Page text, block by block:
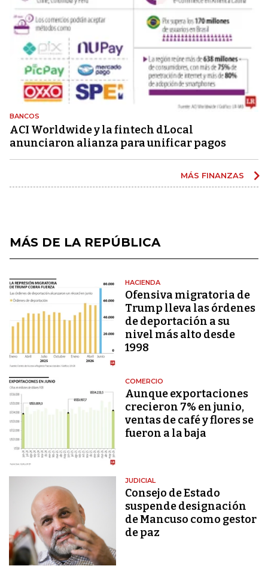
BANCOS
ACI Worldwide y la fintech dLocal
anunciaron alianza para unificar pagos
MÁS FINANZAS
MÁS DE LA REPÚBLICA
HACIENDA
Ofensiva migratoria de
Trump lleva las órdenes
de deportación a su
nivel más alto desde
1998
COMERCIO
Aunque exportaciones
crecieron 7% en junio,
ventas de café y flores se
fueron a la baja
JUDICIAL
Consejo de Estado
suspende designación
de Mancuso como gestor
de paz